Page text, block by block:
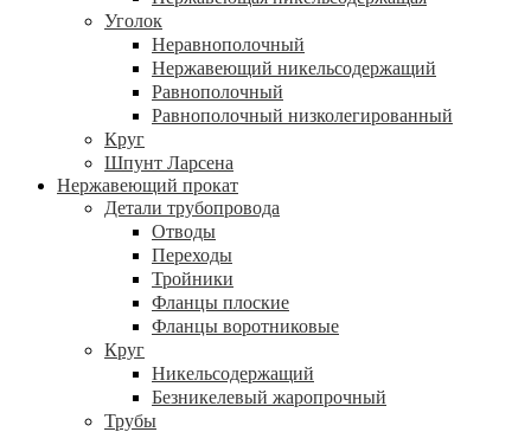
Уголок
Неравнополочный
Нержавеющий никельсодержащий
Равнополочный
Равнополочный низколегированный
Круг
Шпунт Ларсена
Нержавеющий прокат
Детали трубопровода
Отводы
Переходы
Тройники
Фланцы плоские
Фланцы воротниковые
Круг
Никельсодержащий
Безникелевый жаропрочный
Трубы